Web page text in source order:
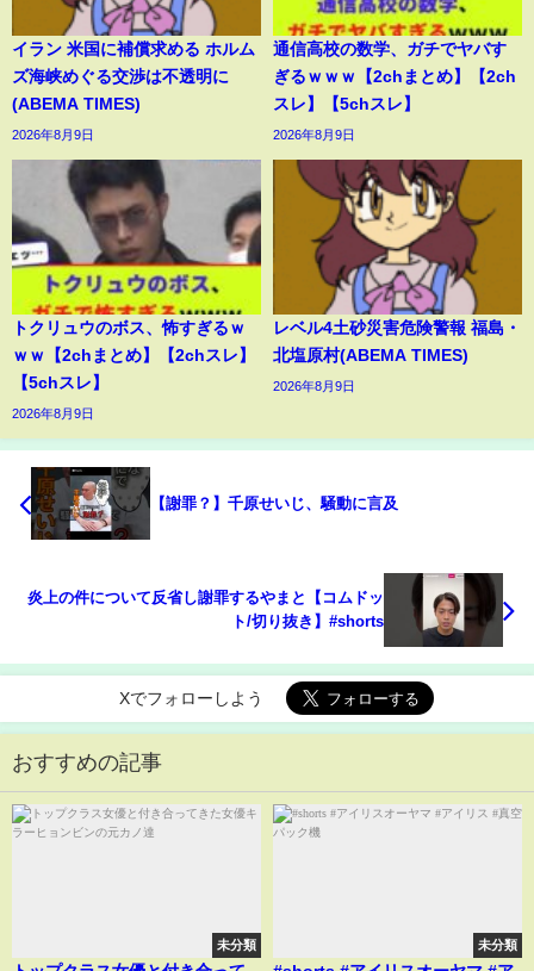
イラン 米国に補償求める ホルム
ズ海峡めぐる交渉は不透明に
(ABEMA TIMES)
2026年8月9日
通信高校の数学、ガチでヤバす
ぎるｗｗｗ【2chまとめ】【2ch
スレ】【5chスレ】
2026年8月9日
トクリュウのボス、怖すぎるｗ
ｗｗ【2chまとめ】【2chスレ】
【5chスレ】
2026年8月9日
レベル4土砂災害危険警報 福島・
北塩原村(ABEMA TIMES)
2026年8月9日
【謝罪？】千原せいじ、騒動に言及
炎上の件について反省し謝罪するやまと【コムドッ
ト/切り抜き】#shorts
Xでフォローしよう
おすすめの記事
未分類 未分類